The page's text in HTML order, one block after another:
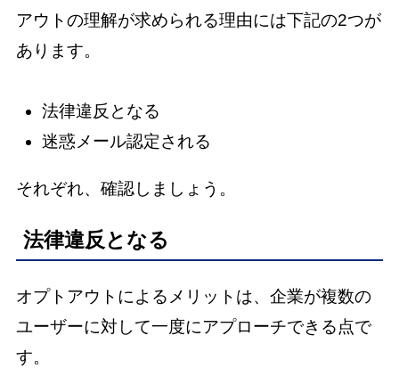
アウトの理解が求められる理由には下記の2つが
あります。
法律違反となる
迷惑メール認定される
それぞれ、確認しましょう。
法律違反となる
オプトアウトによるメリットは、企業が複数の
ユーザーに対して一度にアプローチできる点で
す。